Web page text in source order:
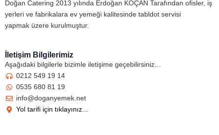
Doğan Catering 2013 yılında Erdoğan KOÇAN Tarafından ofisler, iş
yerleri ve fabrikalara ev yemeği kalitesinde tabldot servisi
yapmak üzere kurulmuştur.
İletişim Bilgilerimiz
Aşağıdaki bilgilerle bizimle iletişime geçebilirsiniz…
0212 549 19 14
0535 680 81 19
info@doganyemek.net
Yol tarifi için tıklayınız...